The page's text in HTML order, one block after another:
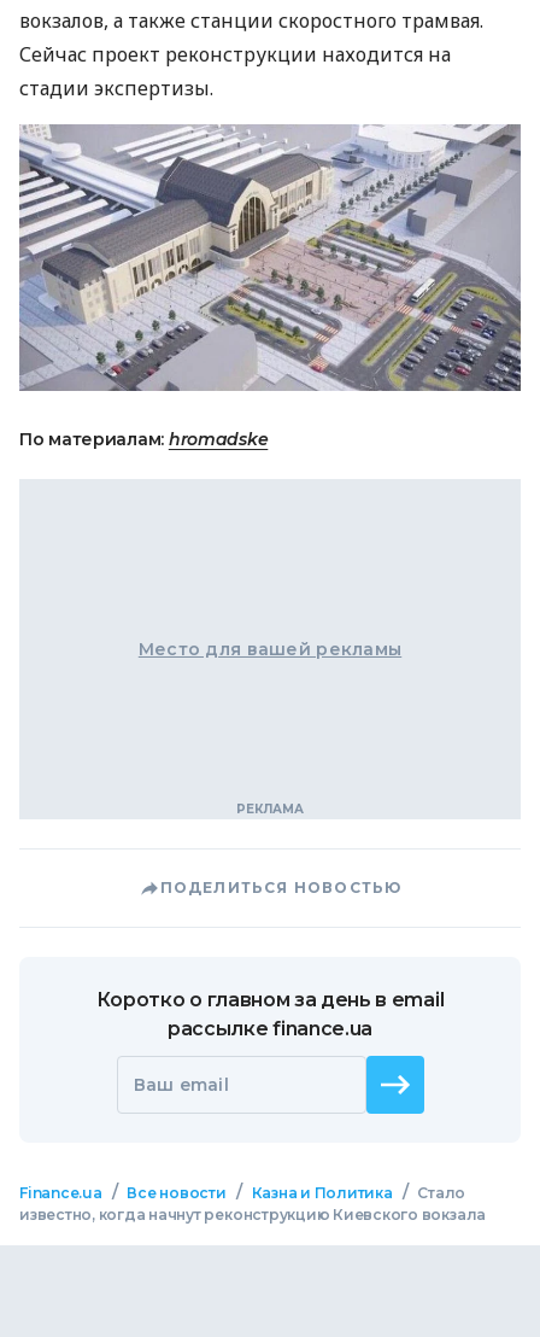
вокзалов, а также станции скоростного трамвая.
Сейчас проект реконструкции находится на
стадии экспертизы.
По материалам: hromadske
Место для вашей рекламы
ПОДЕЛИТЬСЯ НОВОСТЬЮ
Коротко о главном за день в email
рассылке finance.ua
Ваш email
Finance.ua / Все новости / Казна и Политика / Стало
известно, когда начнут реконструкцию Киевского вокзала